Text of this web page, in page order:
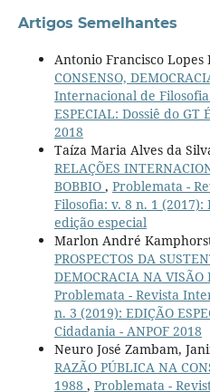
Artigos Semelhantes
Antonio Francisco Lopes
CONSENSO,
Internacional de
ESPECIAL: Dossiê do GT
2018
Taíza Maria Alves da
RELAÇÕES
BOBBIO , Problemata -
Filosofia: v. 8 n. 1 (2017):
edição especial
Marlon André
PROSPECTOS DA
DEMOCRACIA NA VISÃO
Problemata - Revista
n. 3 (2019): EDIÇÃO
Cidadania - ANPOF 2018
Neuro José Zambam,
RAZÃO PÚBLICA NA
1988 , Problemata -